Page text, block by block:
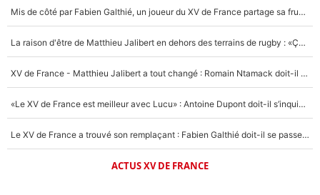
Mis de côté par Fabien Galthié, un joueur du XV de France partage sa frustration : «ils ne me l’ont pas dit tout de suite»
La raison d'être de Matthieu Jalibert en dehors des terrains de rugby : «Ça m'atteint autant que si tu touches à un membre de ma famille»
XV de France - Matthieu Jalibert a tout changé : Romain Ntamack doit-il s’inquiéter pour sa place à un an de la Coupe du monde ?
«Le XV de France est meilleur avec Lucu» : Antoine Dupont doit-il s’inquiéter pour sa place ?
Le XV de France a trouvé son remplaçant : Fabien Galthié doit-il se passer d'Antoine Dupont ?
ACTUS XV DE FRANCE